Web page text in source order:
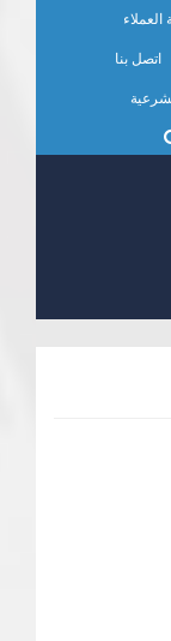
العملاء
اتصل بنا